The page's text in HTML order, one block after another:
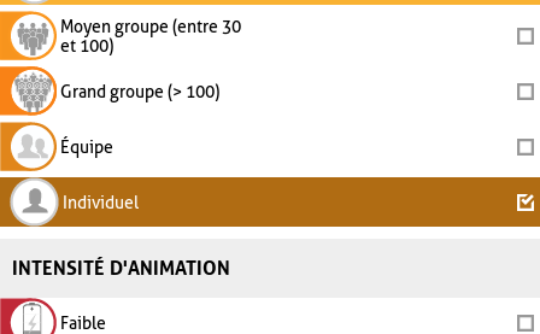
Moyen groupe (entre 30
et 100)
Grand groupe (> 100)
Équipe
Individuel
INTENSITÉ D'ANIMATION
Faible